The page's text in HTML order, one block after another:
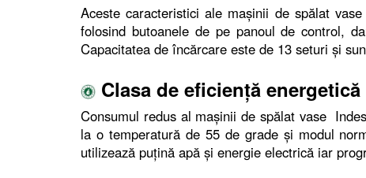
Aceste caracteristici ale mașinii de spălat
folosind butoanele de pe panoul de control,
Capacitatea de încărcare este de 13 seturi și
Clasa de eficiență energetică
Consumul redus al mașinii de spălat vase
la o temperatură de 55 de grade și modul
utilizează puțină apă și energie electrică iar